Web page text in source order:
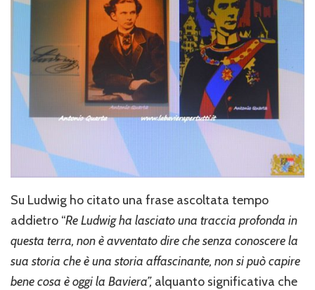
Su Ludwig ho citato una frase ascoltata tempo
addietro “Re Ludwig ha lasciato una traccia profonda in
questa terra, non è avventato dire che senza conoscere la
sua storia che è una storia affascinante, non si può capire
bene cosa è oggi la Baviera”, alquanto significativa che